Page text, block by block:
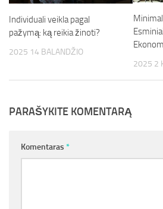
Individuali veikla pagal
pažymą: ką reikia žinoti?
2025 14 BALANDŽIO
2025 2
PARAŠYKITE KOMENTARĄ
Komentaras *